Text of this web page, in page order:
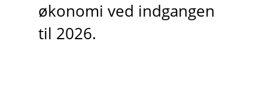
økonomi ved indgangen
til 2026.